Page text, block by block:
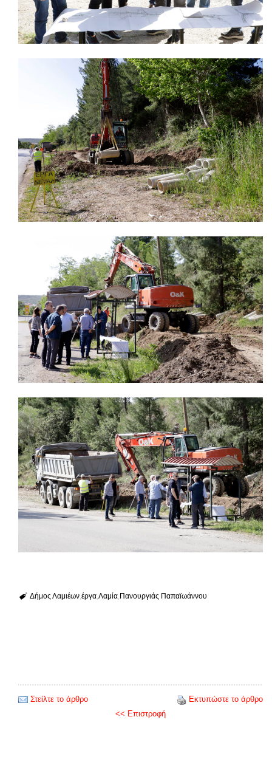
Δήμος Λαμιέων έργα Λαμία Πανουργιάς Παπαϊωάννου
Στείλτε το άρθρο
Εκτυπώστε το άρθρο
<< Επιστροφή